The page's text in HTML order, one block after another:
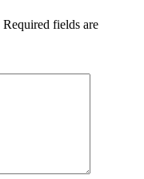
Required fields are